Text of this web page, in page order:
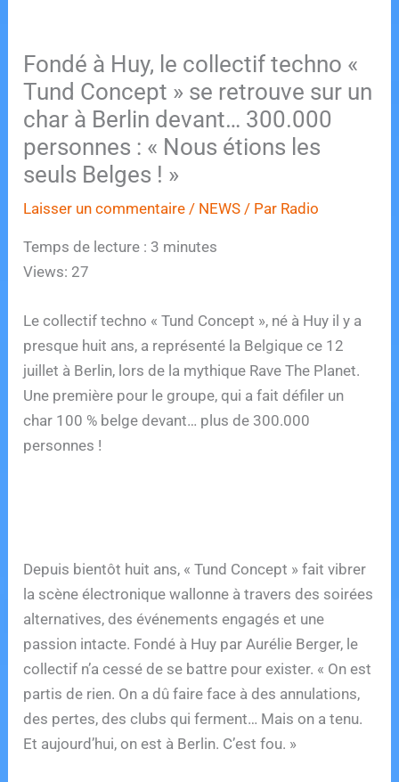
Fondé à Huy, le collectif techno «
Tund Concept » se retrouve sur un
char à Berlin devant… 300.000
personnes : « Nous étions les
seuls Belges ! »
Laisser un commentaire / NEWS / Par Radio
Temps de lecture : 3 minutes
Views: 27
Le collectif techno « Tund Concept », né à Huy il y a
presque huit ans, a représenté la Belgique ce 12
juillet à Berlin, lors de la mythique Rave The Planet.
Une première pour le groupe, qui a fait défiler un
char 100 % belge devant… plus de 300.000
personnes !
Depuis bientôt huit ans, « Tund Concept » fait vibrer
la scène électronique wallonne à travers des soirées
alternatives, des événements engagés et une
passion intacte. Fondé à Huy par Aurélie Berger, le
collectif n’a cessé de se battre pour exister. « On est
partis de rien. On a dû faire face à des annulations,
des pertes, des clubs qui ferment… Mais on a tenu.
Et aujourd’hui, on est à Berlin. C’est fou. »